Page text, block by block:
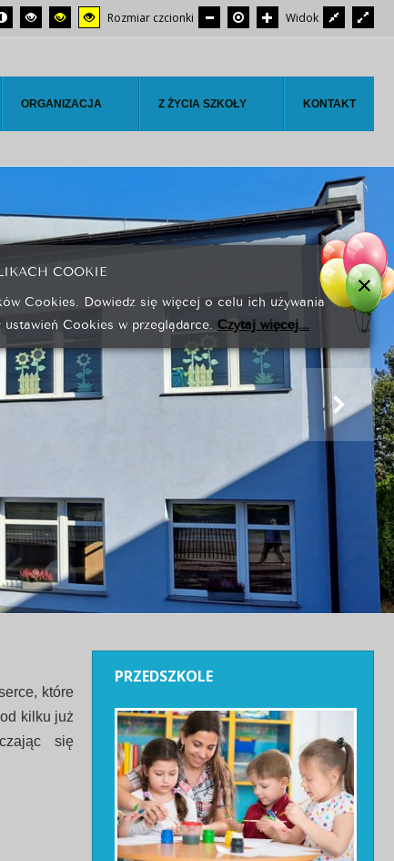
Rozmiar czcionki Widok
ORGANIZACJA Z ŻYCIA SZKOŁY KONTAKT
które
kilku już
się
PRZEDSZKOLE
COOKIE
Cookies. Dowiedz się więcej o celu ich używania
Cookies w przeglądarce.Czytaj więcej...